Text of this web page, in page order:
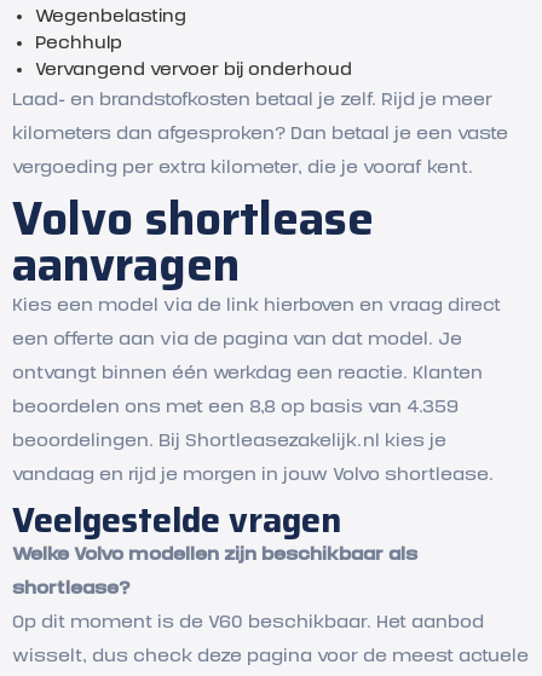
Wegenbelasting
Pechhulp
Vervangend vervoer bij onderhoud
Laad- en brandstofkosten betaal je zelf. Rijd je meer
kilometers dan afgesproken? Dan betaal je een vaste
vergoeding per extra kilometer, die je vooraf kent.
Volvo shortlease
aanvragen
Kies een model via de link hierboven en vraag direct
een offerte aan via de pagina van dat model. Je
ontvangt binnen één werkdag een reactie. Klanten
beoordelen ons met een 8,8 op basis van 4.359
beoordelingen. Bij Shortleasezakelijk.nl kies je
vandaag en rijd je morgen in jouw Volvo shortlease.
Veelgestelde vragen
Welke Volvo modellen zijn beschikbaar als
shortlease?
Op dit moment is de V60 beschikbaar. Het aanbod
wisselt, dus check deze pagina voor de meest actuele